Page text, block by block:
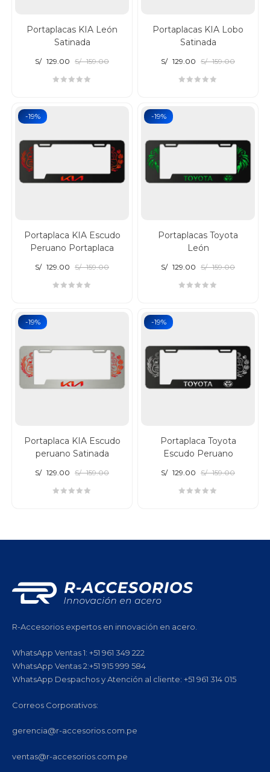
Portaplacas KIA León
Satinada
S/ 159.00
S/ 129.00
Portaplacas KIA Lobo
Satinada
S/ 159.00
S/ 129.00
Portaplaca KIA Escudo
Peruano Portaplaca
S/ 159.00
S/ 129.00
-19%
Portaplacas Toyota
León
S/ 159.00
S/ 129.00
-19%
Portaplaca KIA Escudo
peruano Satinada
S/ 159.00
S/ 129.00
-19%
Portaplaca Toyota
Escudo Peruano
S/ 159.00
S/ 129.00
-19%
R-Accesorios expertos en innovación en acero.
WhatsApp Ventas 1: +51 961 349 222
WhatsApp Ventas 2:+51 915 999 584
WhatsApp Despachos y Atención al cliente: +51 961 314 015
Correos Corporativos:
gerencia@r-accesorios.com.pe
ventas@r-accesorios.com.pe